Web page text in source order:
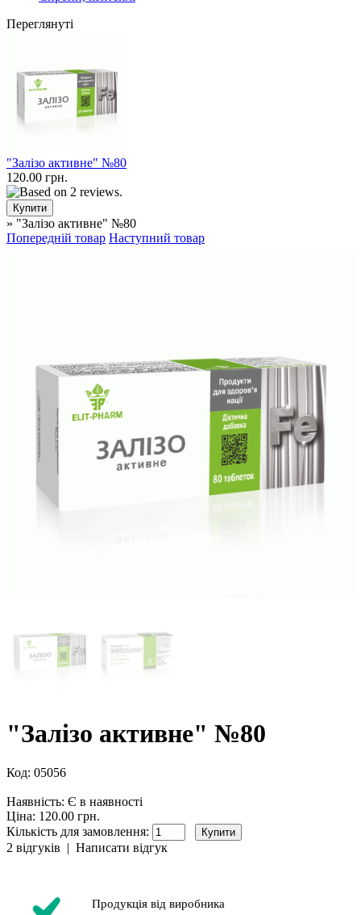
Переглянуті
"Залізо активне" №80
120.00 грн.
» "Залізо активне" №80
Попередній товар Наступний товар
"Залізо активне" №80
Код: 05056
Наявність: Є в наявності
Ціна: 120.00 грн.
Кількість для замовлення:
2 відгуків | Написати відгук
Продукція від виробника